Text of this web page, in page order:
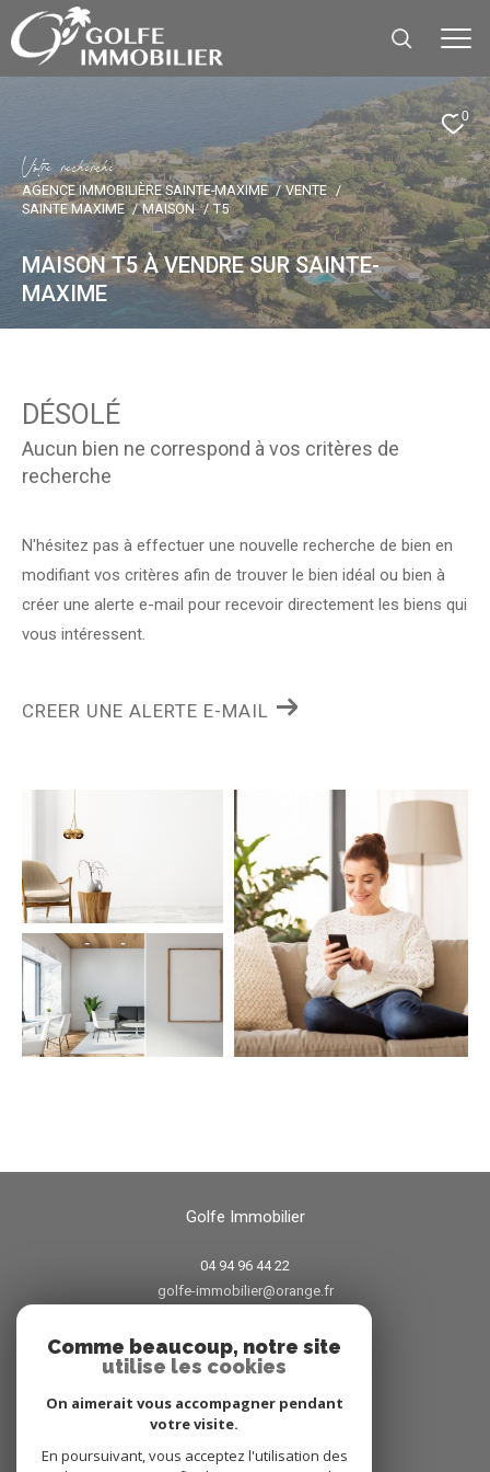
0
Votre recherche
AGENCE IMMOBILIÈRE SAINTE-MAXIME
VENTE
SAINTE MAXIME
MAISON T5
MAISON T5 À VENDRE SUR SAINTE-
MAXIME
DÉSOLÉ
Aucun bien ne correspond à vos critères de
recherche
N'hésitez pas à effectuer une nouvelle recherche de bien en
modifiant vos critères afin de trouver le bien idéal ou bien à
créer une alerte e-mail pour recevoir directement les biens qui
vous intéressent.
CREER UNE ALERTE E-MAIL
Golfe Immobilier
04 94 96 44 22
golfe-immobilier@orange.fr
83120 sainte-maxime
Avis clients
Comme beaucoup, notre site
utilise les cookies
On aimerait vous accompagner pendant
votre visite.
En poursuivant, vous acceptez l'utilisation des